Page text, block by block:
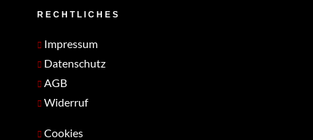
RECHTLICHES
Impressum
Datenschutz
AGB
Widerruf
Cookies